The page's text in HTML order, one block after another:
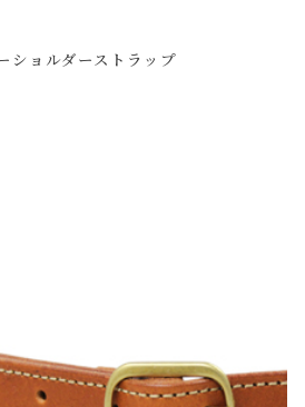
ショルダーストラップ